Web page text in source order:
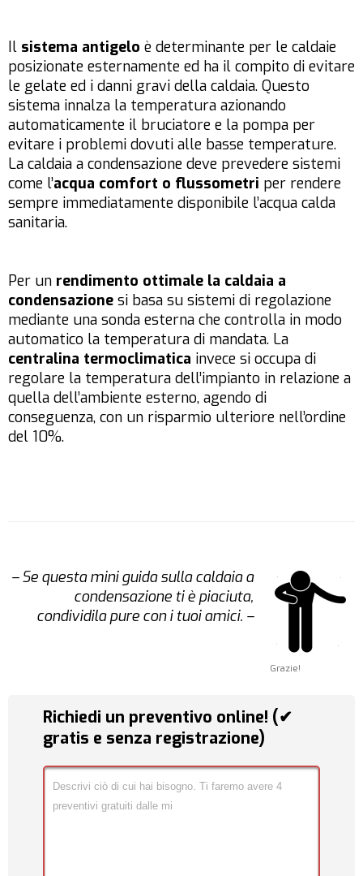
Il sistema antigelo è determinante per le caldaie
posizionate esternamente ed ha il compito di evitare
le gelate ed i danni gravi della caldaia. Questo
sistema innalza la temperatura azionando
automaticamente il bruciatore e la pompa per
evitare i problemi dovuti alle basse temperature.
La caldaia a condensazione deve prevedere sistemi
come l’acqua comfort o flussometri per rendere
sempre immediatamente disponibile l’acqua calda
sanitaria.
Per un rendimento ottimale la caldaia a
condensazione si basa su sistemi di regolazione
mediante una sonda esterna che controlla in modo
automatico la temperatura di mandata. La
centralina termoclimatica invece si occupa di
regolare la temperatura dell’impianto in relazione a
quella dell’ambiente esterno, agendo di
conseguenza, con un risparmio ulteriore nell’ordine
del 10%.
Grazie!
– Se questa mini guida sulla caldaia a
condensazione ti è piaciuta,
condividila pure con i tuoi amici. –
Richiedi un preventivo online! (✔
gratis e senza registrazione)